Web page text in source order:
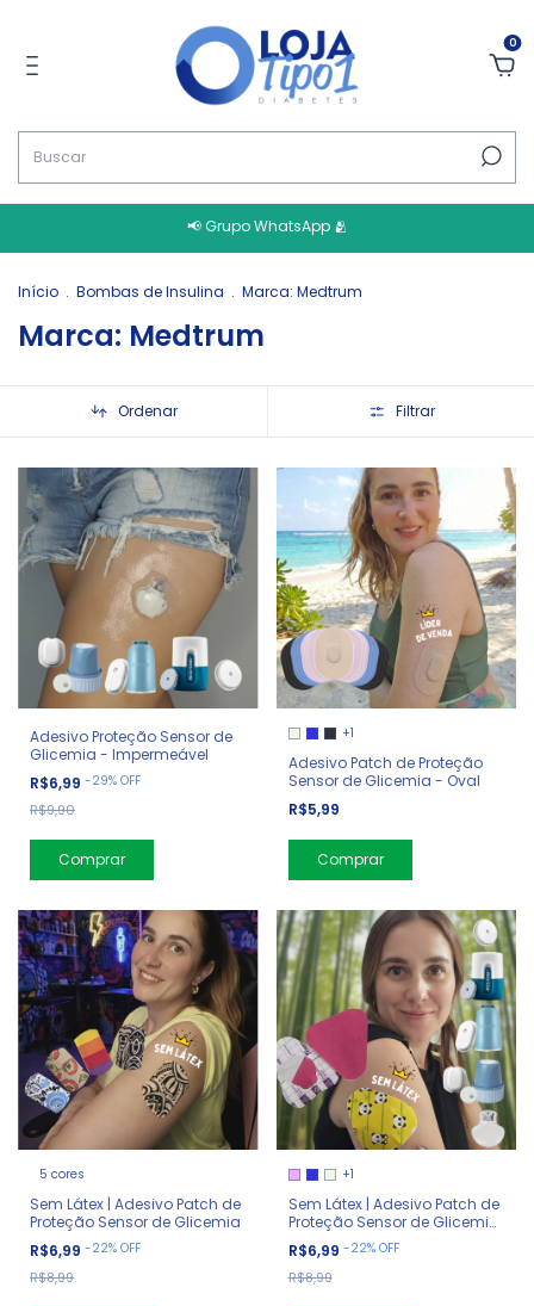
0
📢 Grupo WhatsApp 🫂
Início . Bombas de Insulina . Marca: Medtrum
Marca: Medtrum
Ordenar Filtrar
Adesivo Proteção Sensor de
Glicemia - Impermeável
R$6,99 -29% OFF
R$9,90
Comprar
+1
Adesivo Patch de Proteção
Sensor de Glicemia - Oval
R$5,99
Comprar
5 cores
Sem Látex | Adesivo Patch de
Proteção Sensor de Glicemia
R$6,99 -22% OFF
R$8,99
+1
Sem Látex | Adesivo Patch de
Proteção Sensor de Glicemia
Triangular
R$6,99 -22% OFF
R$8,99